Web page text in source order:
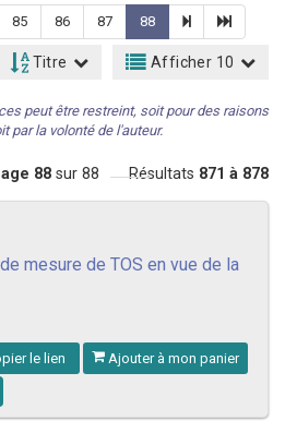
85 86 87 88
Titre Afficher 10
peut être restreint, soit pour des raisons
par la volonté de l'auteur.
88 sur 88 Résultats 871 à 878
mesure de TOS en vue de la
le lien Ajouter à mon panier